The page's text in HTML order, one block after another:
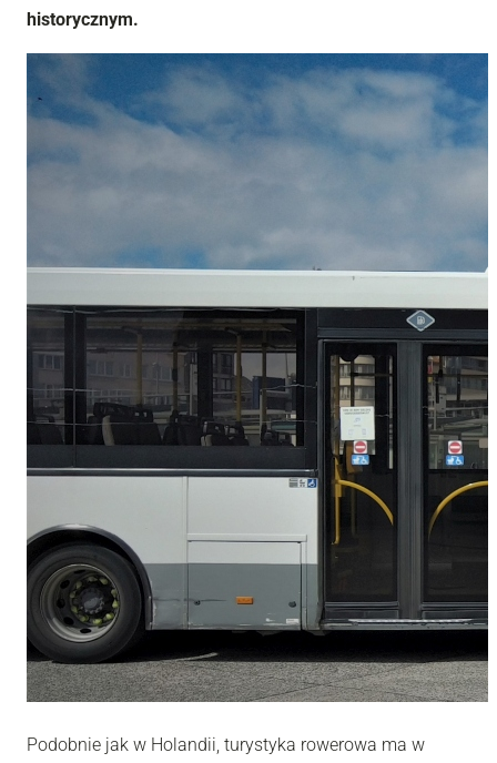
historycznym.
Podobnie jak w Holandii, turystyka rowerowa ma w